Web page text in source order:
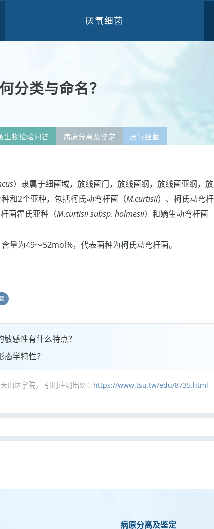
厌氧细菌
分类与命名？
生物检验问答 病原分离及鉴定 厌氧细菌
）隶属于细菌域，放线菌门，放线菌纲，放线菌亚纲，放
和2个亚种，包括柯氏动弯杆菌（M.curtisii）、柯氏动弯
菌霍氏亚种（M.curtisii subsp. holmesii）和嫡生动弯杆菌
量为49～52mol%，代表菌种为柯氏动弯杆菌。
感性有什么特点？
学特性？
山医学院， 引用注明出处： https://www.tsu.tw/edu/8735.html
病原分离及鉴定